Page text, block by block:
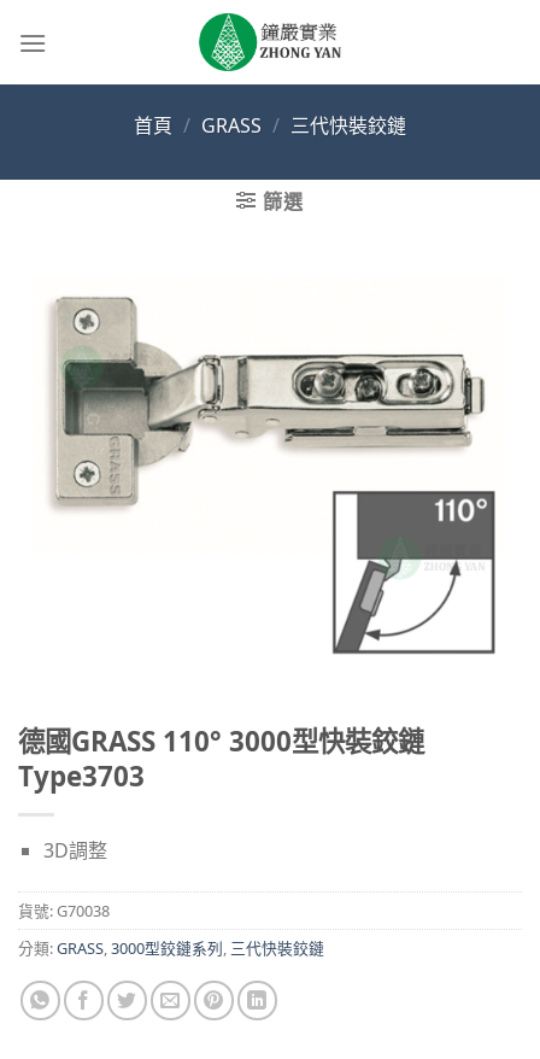
首頁 / GRASS / 三代快裝鉸鏈
篩選
德國GRASS 110° 3000型快裝鉸鏈
Type3703
3D調整
貨號:G70038
分類:GRASS 3000型鉸鏈系列 三代快裝鉸鏈